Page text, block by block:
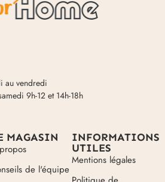
au vendredi
9h-12 et 14h-18h
MAGASIN
de l'équipe
INFORMATIONS
UTILES
Mentions légales